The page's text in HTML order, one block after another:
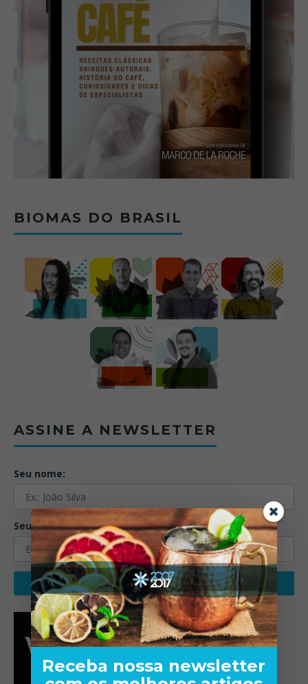
BIOMAS DO BRASIL
ASSINE A NEWSLETTER
Seu nome:
Seu email:
Receba nossa newsletter